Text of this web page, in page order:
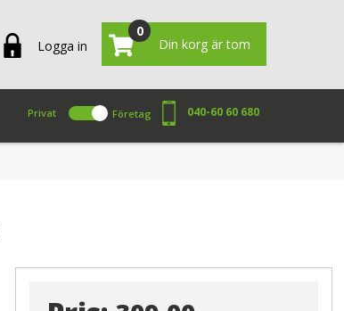
Logga in
0
Din korg är tom
Privat Företag 040-60 60 680